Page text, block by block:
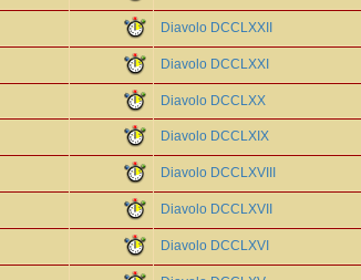
Diavolo DCCLXXII
Diavolo DCCLXXI
Diavolo DCCLXX
Diavolo DCCLXIX
Diavolo DCCLXVIII
Diavolo DCCLXVII
Diavolo DCCLXVI